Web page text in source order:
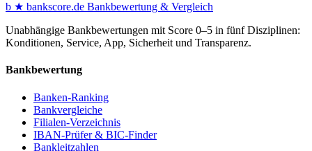
b ★ bankscore.de Bankbewertung & Vergleich
Unabhängige Bankbewertungen mit Score 0–5 in fünf Disziplinen:
Konditionen, Service, App, Sicherheit und Transparenz.
Bankbewertung
Banken-Ranking
Bankvergleiche
Filialen-Verzeichnis
IBAN-Prüfer & BIC-Finder
Bankleitzahlen